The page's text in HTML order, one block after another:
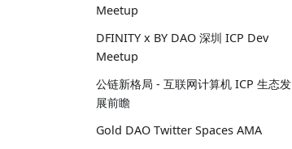
Meetup
DFINITY x BY DAO 深圳 ICP Dev
Meetup
公链新格局 - 互联网计算机 ICP 生态发
展前瞻
Gold DAO Twitter Spaces AMA